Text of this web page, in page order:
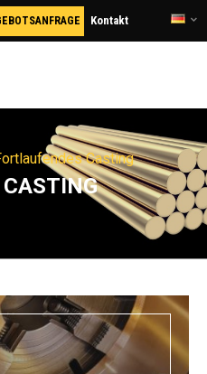
Kontakt
Casting
CASTING